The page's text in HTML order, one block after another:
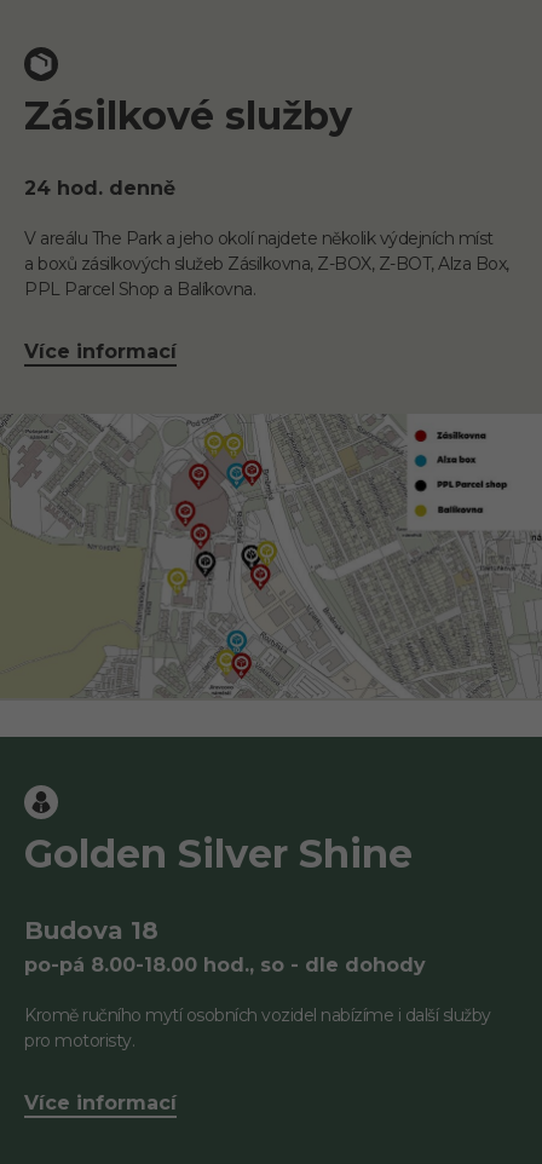
Zásilkové služby
24 hod. denně
V areálu The Park a jeho okolí najdete několik výdejních míst
a boxů zásilkových služeb Zásilkovna, Z-BOX, Z-BOT, Alza Box,
PPL Parcel Shop a Balíkovna.
Více informací
Golden Silver Shine
Budova 18
po-pá 8.00-18.00 hod., so - dle dohody
Kromě ručního mytí osobních vozidel nabízíme i další služby
pro motoristy.
Více informací